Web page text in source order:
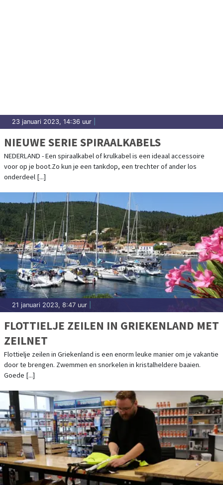
23 januari 2023, 14:36 uur
NIEUWE SERIE SPIRAALKABELS
NEDERLAND - Een spiraalkabel of krulkabel is een ideaal accessoire
voor op je boot.Zo kun je een tankdop, een trechter of ander los
onderdeel [...]
21 januari 2023, 8:47 uur
FLOTTIELJE ZEILEN IN GRIEKENLAND MET
ZEILNET
Flottielje zeilen in Griekenland is een enorm leuke manier om je vakantie
door te brengen. Zwemmen en snorkelen in kristalheldere baaien.
Goede [...]